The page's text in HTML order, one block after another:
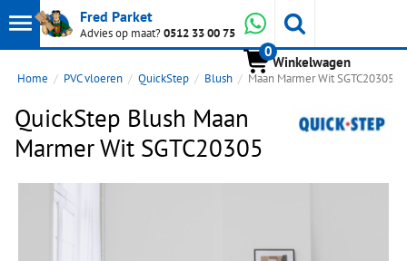
Toon
hoofdmenu
Fred Parket
Advies op maat?0512 33 00 75 Whatsapp
0
Winkelwagen
Home PVC vloeren QuickStep Blush Maan Marmer Wit SGTC20305
QuickStep Blush Maan
Marmer Wit SGTC20305